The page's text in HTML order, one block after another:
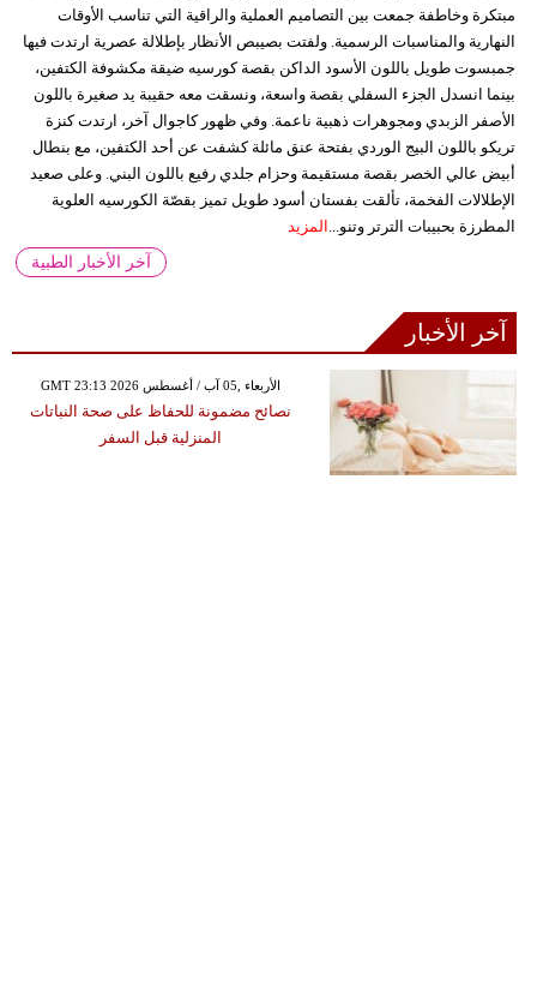
مبتكرة وخاطفة جمعت بين التصاميم العملية والراقية التي تناسب الأوقات
النهارية والمناسبات الرسمية. ولفتت بصيبص الأنظار بإطلالة عصرية ارتدت فيها
جمبسوت طويل باللون الأسود الداكن بقصة كورسيه ضيقة مكشوفة الكتفين،
بينما انسدل الجزء السفلي بقصة واسعة، ونسقت معه حقيبة يد صغيرة باللون
الأصفر الزبدي ومجوهرات ذهبية ناعمة. وفي ظهور كاجوال آخر، ارتدت كنزة
تريكو باللون البيج الوردي بفتحة عنق مائلة كشفت عن أحد الكتفين، مع بنطال
أبيض عالي الخصر بقصة مستقيمة وحزام جلدي رفيع باللون البني. وعلى صعيد
الإطلالات الفخمة، تألقت بفستان أسود طويل تميز بقصّة الكورسيه العلوية
المطرزة بحبيبات الترتر وتنو... المزيد
آخر الأخبار الطبية
آخر الأخبار
GMT 23:13 2026 الأربعاء ,05 آب / أغسطس
نصائح مضمونة للحفاظ على صحة النباتات
المنزلية قبل السفر